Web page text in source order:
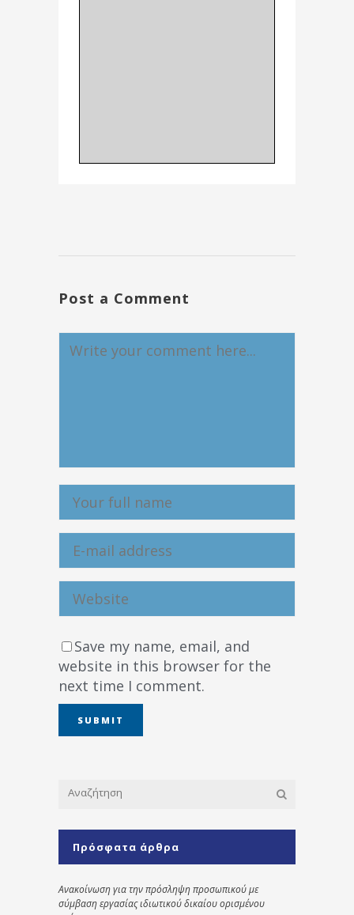
Post a Comment
Save my name, email, and
website in this browser for the
next time I comment.
Πρόσφατα άρθρα
Ανακοίνωση για την πρόσληψη προσωπικού με
σύμβαση εργασίας ιδιωτικού δικαίου ορισμένου